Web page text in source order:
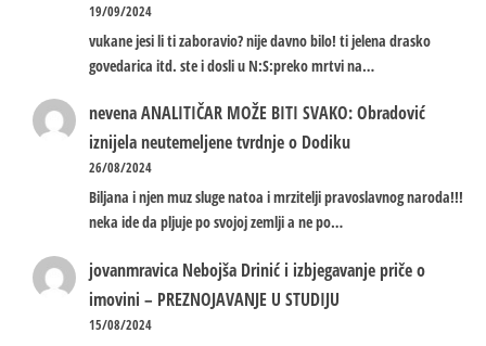
19/09/2024
vukane jesi li ti zaboravio? nije davno bilo! ti jelena drasko
govedarica itd. ste i dosli u N:S:preko mrtvi na…
nevenaANALITIČAR MOŽE BITI SVAKO: Obradović
iznijela neutemeljene tvrdnje o Dodiku
26/08/2024
Biljana i njen muz sluge natoa i mrzitelji pravoslavnog naroda!!!
neka ide da pljuje po svojoj zemlji a ne po…
jovanmravica Nebojša Drinić i izbjegavanje priče o
imovini – PREZNOJAVANJE U STUDIJU
15/08/2024